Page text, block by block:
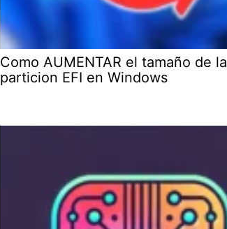
Como AUMENTAR el tamaño de la
particion EFI en Windows